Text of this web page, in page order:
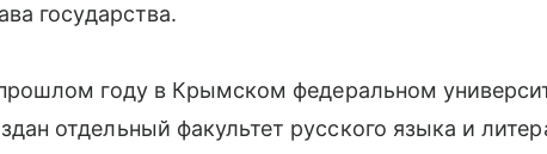
государства.
году в Крымском федеральном
отдельный факультет русского языка и